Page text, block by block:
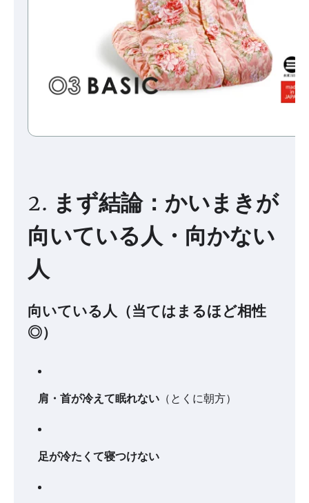
2. まず結論：かいまきが
向いている人・向かない
人
向いている人（当てはまるほど相性
◎）
肩・首が冷えて眠れない （とくに朝方）
足が冷たくて寝つけない